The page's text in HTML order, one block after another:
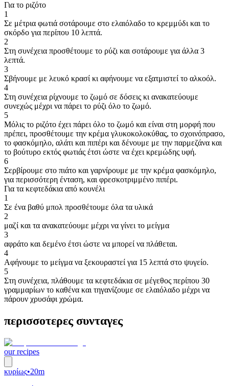
Για το ριζότο
1
Σε μέτρια φωτιά σοτάρουμε στο ελαιόλαδο το κρεμμύδι και το
σκόρδο για περίπου 10 λεπτά.
2
Στη συνέχεια προσθέτουμε το ρύζι και σοτάρουμε για άλλα 3
λεπτά.
3
Σβήνουμε με λευκό κρασί κι αφήνουμε να εξατμιστεί το αλκοόλ.
4
Στη συνέχεια ρίχνουμε το ζωμό σε δόσεις κι ανακατεύουμε
συνεχώς μέχρι να πάρει το ρύζι όλο το ζωμό.
5
Μόλις το ριζότο έχει πάρει όλο το ζωμό και είναι στη μορφή που
πρέπει, προσθέτουμε την κρέμα γλυκοκολοκύθας, το σχοινόπρασο,
το φασκόμηλο, αλάτι και πιπέρι και δένουμε με την παρμεζάνα και
το βούτυρο εκτός φωτιάς έτσι ώστε να έχει κρεμώδης υφή.
6
Σερβίρουμε στο πιάτο και γαρνίρουμε με την κρέμα φασκόμηλο,
για περισσότερη ένταση, και φρεσκοτριμμένο πιπέρι.
Για τα κεφτεδάκια από κουνέλι
1
Σε ένα βαθύ μπολ προσθέτουμε όλα τα υλικά
2
μαζί και τα ανακατεύουμε μέχρι να γίνει το μείγμα
3
αφράτο και δεμένο έτσι ώστε να μπορεί να πλάθεται.
4
Αφήνουμε το μείγμα να ξεκουραστεί για 15 λεπτά στο ψυγείο.
5
Στη συνέχεια, πλάθουμε τα κεφτεδάκια σε μέγεθος περίπου 30
γραμμαρίων το καθένα και τηγανίζουμε σε ελαιόλαδο μέχρι να
πάρουν χρυσάφι χρώμα.
περισσοτερες συνταγες
our recipes
κυρίως•20m